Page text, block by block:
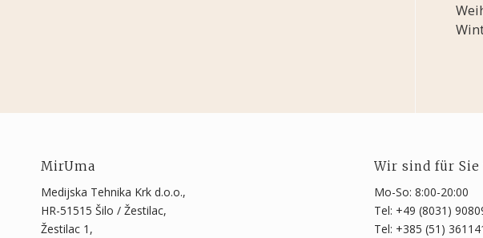
MirUma
Medijska Tehnika Krk d.o.o.,
HR-51515 Šilo / Žestilac,
Žestilac 1,
Wir sind für
Mo-So: 8:00-20:00
Tel: +49 (8031)
Tel: +385 (51)